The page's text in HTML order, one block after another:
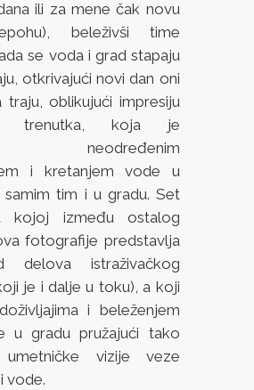
ili za mene čak novu
beleživši time
se voda i grad stapaju
otkrivajući novi dan oni
traju, oblikujući impresiju
trenutka, koja je
neodređenim
i kretanjem vode u
samim tim i u gradu. Set
kojoj između ostalog
fotografije predstavlja
delova istraživačkog
je i dalje u toku), a koji
i beleženjem
u gradu pružajući tako
umetničke vizije veze
vode.